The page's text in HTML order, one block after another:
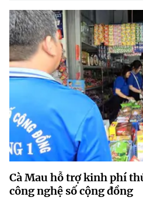
Cà Mau hỗ trợ kinh phí
công nghệ số cộng đồng